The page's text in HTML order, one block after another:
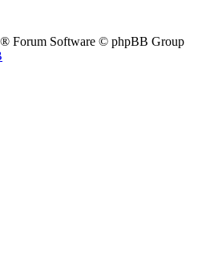
® Forum Software © phpBB Group